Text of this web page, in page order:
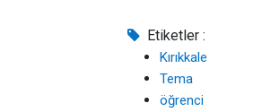
Etiketler :
Kırıkkale
Tema
öğrenci